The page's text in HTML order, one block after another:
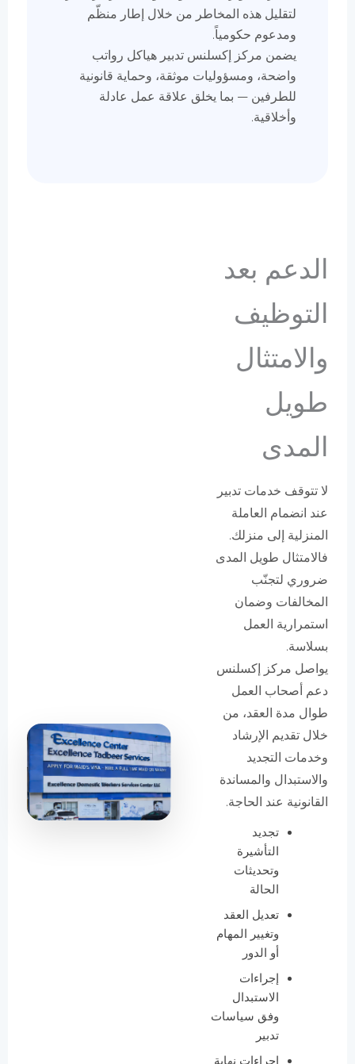
لتقليل هذه المخاطر من خلال إطار منظّم
ومدعوم حكومياً.
يضمن مركز إكسلنس تدبير هياكل رواتب
واضحة، ومسؤوليات موثقة، وحماية قانونية
للطرفين — بما يخلق علاقة عمل عادلة
وأخلاقية.
الدعم بعد
التوظيف
والامتثال
طويل
المدى
لا تتوقف خدمات تدبير
عند انضمام العاملة
المنزلية إلى منزلك.
فالامتثال طويل المدى
ضروري لتجنّب
المخالفات وضمان
استمرارية العمل
بسلاسة.
يواصل مركز إكسلنس
دعم أصحاب العمل
طوال مدة العقد، من
خلال تقديم الإرشاد
وخدمات التجديد
والاستبدال والمساندة
القانونية عند الحاجة.
تجديد
التأشيرة
وتحديثات
الحالة
تعديل العقد
وتغيير المهام
أو الدور
إجراءات
الاستبدال
وفق سياسات
تدبير
إجراءات نهاية